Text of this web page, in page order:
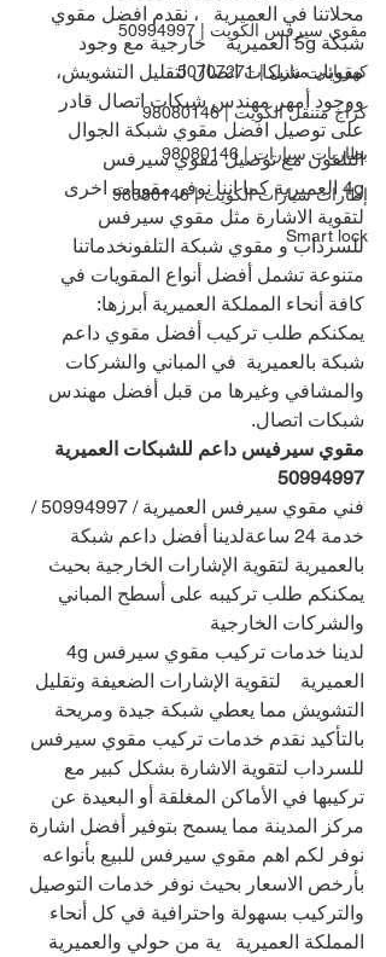
مقوي سيرفس الكويت | 50994997
كهربائي منازل | 50707271
كراج متنقل الكويت | 98080146
بطاريات سيارات | 98080146
إطارات سيارات الكويت | 98080146
Smart lock
محلاتنا في العميرية   ، نقدم افضل مقوي
شبكة 5g العميرية    خارجية مع وجود
مقويات شبكات اتصال لتقليل التشويش،
ووجود أمهر مهندس شبكات اتصال قادر
على توصيل افضل مقوي شبكة الجوال
التلفون مع توصيل مقوي سيرفس
4g العميرية كما اننا نوفر مقويات اخرى
لتقوية الاشارة مثل مقوي سيرفس
للسرداب و مقوي شبكة التلفونخدماتنا
متنوعة تشمل أفضل أنواع المقويات في
كافة أنحاء المملكة العميرية أبرزها:
يمكنكم طلب تركيب أفضل مقوي داعم
شبكة بالعميرية  في المباني والشركات
والمشافي وغيرها من قبل أفضل مهندس
شبكات اتصال.
مقوي سيرفيس داعم للشبكات العميرية
50994997
فني مقوي سيرفس العميرية / 50994997 /
خدمة 24 ساعةلدينا أفضل داعم شبكة
بالعميرية لتقوية الإشارات الخارجية بحيث
يمكنكم طلب تركيبه على أسطح المباني
والشركات الخارجية
العميرية    لتقوية الإشارات الضعيفة وتقليل
التشويش مما يعطي شبكة جيدة ومريحة
بالتأكيد نقدم خدمات تركيب مقوي سيرفس
للسرداب لتقوية الاشارة بشكل كبير مع
تركيبها في الأماكن المغلقة أو البعيدة عن
مركز المدينة مما يسمح بتوفير أفضل اشارة
نوفر لكم اهم مقوي سيرفس للبيع بأنواعه
بأرخص الاسعار بحيث نوفر خدمات التوصيل
والتركيب بسهولة واحترافية في كل أنحاء
المملكة العميرية   ية من حولي والعميرية